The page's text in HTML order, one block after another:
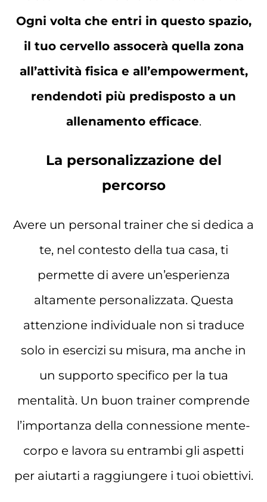
Ogni volta che entri in questo spazio,
il tuo cervello assocerà quella zona
all’attività fisica e all’empowerment,
rendendoti più predisposto a un
allenamento efficace.
La personalizzazione del
percorso
Avere un personal trainer che si dedica a
te, nel contesto della tua casa, ti
permette di avere un’esperienza
altamente personalizzata. Questa
attenzione individuale non si traduce
solo in esercizi su misura, ma anche in
un supporto specifico per la tua
mentalità. Un buon trainer comprende
l’importanza della connessione mente-
corpo e lavora su entrambi gli aspetti
per aiutarti a raggiungere i tuoi obiettivi.